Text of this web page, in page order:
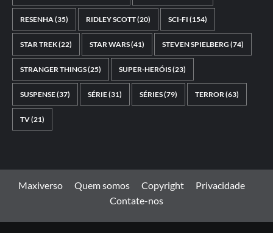
RESENHA(35) RIDLEY SCOTT(20) SCI-FI (154)
STAR TREK(22) STAR WARS(41) STEVEN SPIELBERG (74)
STRANGER THINGS(25) SUPER-HERÓIS(23)
SUSPENSE(37) SÉRIE(31) SÉRIES(79) TERROR(63)
TV(21)
Maxiverso Quem somos Copyright
Privacidade
Contate-nos